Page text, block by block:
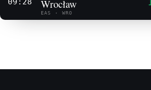
Wrocław
EAS · WRO